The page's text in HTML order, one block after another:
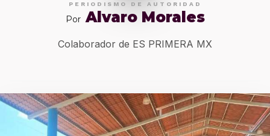
PERIODISMO DE AUTORIDAD
Por Alvaro Morales
Colaborador de ES PRIMERA MX